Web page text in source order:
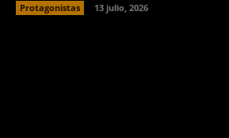
Protagonistas 13 julio, 2026